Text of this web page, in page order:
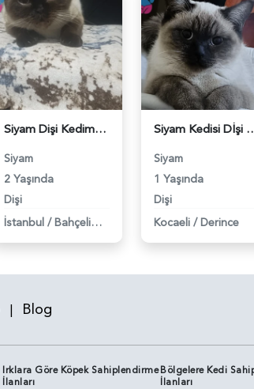
Siyam Dişi Kedime Eş Arıyorum - 118983424
Siyam
2 Yaşında
Dişi
İstanbul / Bahçelievler
Siyam Kedisi Dİşi
Siyam
1 Yaşında
Dişi
Kocaeli / Derince
| Blog
Irklara Göre Köpek Sahiplendirme
İlanları
Bölgelere Kedi
İlanları